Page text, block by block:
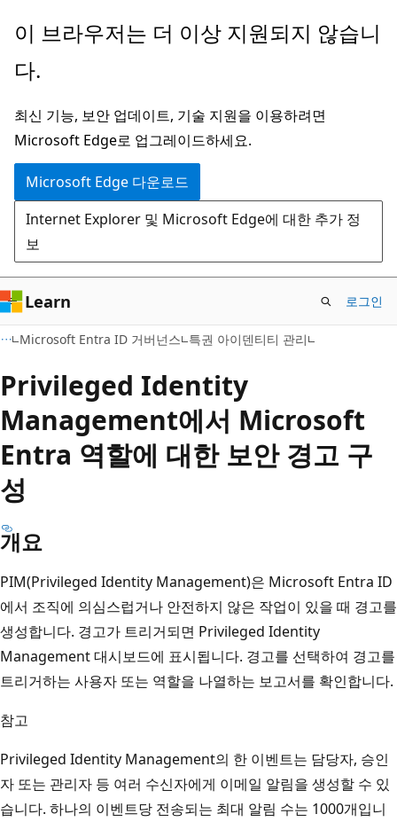
주
콘
츠
로
건
너
뛰
기
이 브라우저는 더 이상 지원되지 않습니
다.
최신 기능, 보안 업데이트, 기술 지원을 이용하려면
Microsoft Edge로 업그레이드하세요.
Microsoft Edge 다운로드
Internet Explorer 및 Microsoft Edge에 대한 추가 정
보
Learn 로그인
Microsoft Entra ID 거버넌스 특권 아이덴티티 관리
Privileged Identity
Management에서 Microsoft
Entra 역할에 대한 보안 경고 구
성
개요
PIM(Privileged Identity Management)은 Microsoft Entra ID
에서 조직에 의심스럽거나 안전하지 않은 작업이 있을 때 경고를
생성합니다. 경고가 트리거되면 Privileged Identity
Management 대시보드에 표시됩니다. 경고를 선택하여 경고를
트리거하는 사용자 또는 역할을 나열하는 보고서를 확인합니다.
참고
Privileged Identity Management의 한 이벤트는 담당자, 승인
자 또는 관리자 등 여러 수신자에게 이메일 알림을 생성할 수 있
습니다. 하나의 이벤트당 전송되는 최대 알림 수는 1000개입니